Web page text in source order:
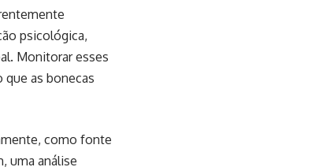
psicológica,
Monitorar esses
que as bonecas
como fonte
uma análise